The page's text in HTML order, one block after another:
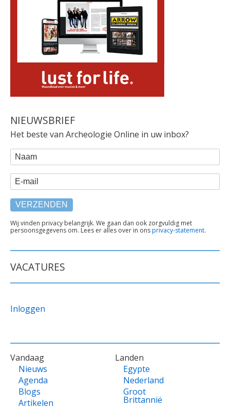
NIEUWSBRIEF
Het beste van Archeologie Online in uw inbox?
WEBFORM
Naam
E-mail
TEKST
ONDER
Wij vinden privacy belangrijk. We gaan dan ook zorgvuldig met
persoonsgegevens om. Lees er alles over in onsprivacy-statement.
VACATURES
Inloggen
VOET
Vandaag
Nieuws
Agenda
Blogs
Artikelen
Landen
Egypte
Nederland
Groot
Brittannië